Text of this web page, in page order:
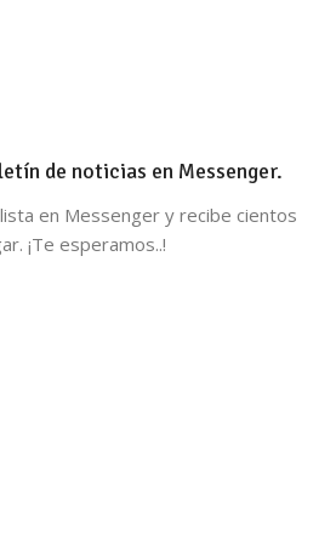
de noticias en Messenger.
en Messenger y recibe cientos
¡Te esperamos..!